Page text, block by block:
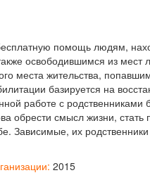
помощь людям,
освободившимся из
места жительства,
базируется на
работе с
обрести смысл жизни,
Зависимые, их
2015